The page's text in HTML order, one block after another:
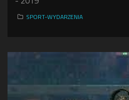
SPORT-WYDARZENIA